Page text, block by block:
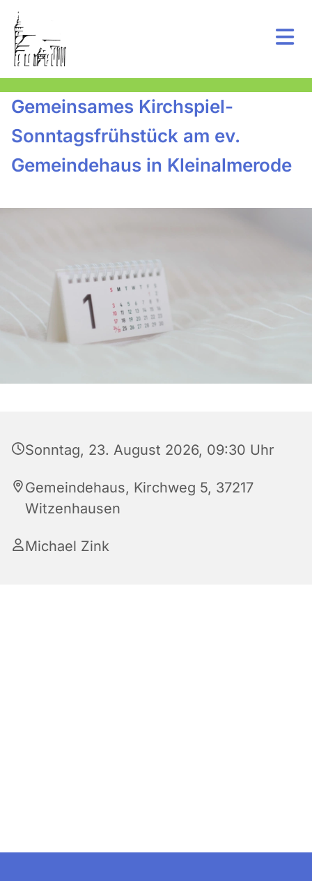
Gemeinsames Kirchspiel-
Sonntagsfrühstück am ev.
Gemeindehaus in Kleinalmerode
Sonntag, 23. August 2026, 09:30 Uhr
Gemeindehaus, Kirchweg 5, 37217
Witzenhausen
Michael Zink